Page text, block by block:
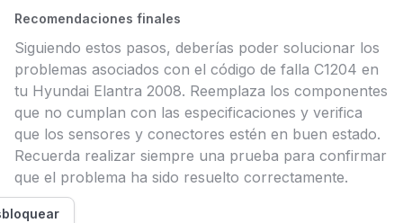
Recomendaciones finales
Siguiendo estos pasos, deberías poder solucionar los
problemas asociados con el código de falla C1204 en
tu Hyundai Elantra 2008. Reemplaza los componentes
que no cumplan con las especificaciones y verifica
que los sensores y conectores estén en buen estado.
Recuerda realizar siempre una prueba para confirmar
que el problema ha sido resuelto correctamente.